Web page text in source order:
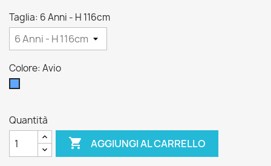
Taglia: 6 Anni - H 116cm
Colore: Avio
Quantità
 AGGIUNGI AL CARRELLO